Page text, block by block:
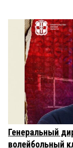
Генеральный
волейбольный